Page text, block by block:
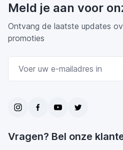
Meld je aan voor
Ontvang de laatste updates
promoties
Vragen? Bel onze